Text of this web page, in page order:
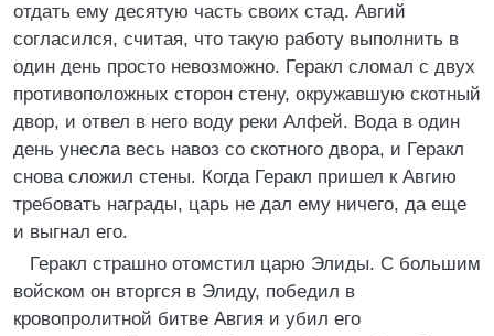
отдать ему десятую часть своих стад. Авгий
согласился, считая, что такую работу выполнить в
один день просто невозможно. Геракл сломал с двух
противоположных сторон стену, окружавшую скотный
двор, и отвел в него воду реки Алфей. Вода в один
день унесла весь навоз со скотного двора, и Геракл
снова сложил стены. Когда Геракл пришел к Авгию
требовать награды, царь не дал ему ничего, да еще
и выгнал его.
Геракл страшно отомстил царю Элиды. С большим
войском он вторгся в Элиду, победил в
кровопролитной битве Авгия и убил его